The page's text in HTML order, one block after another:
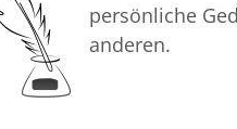
persönliche
anderen.